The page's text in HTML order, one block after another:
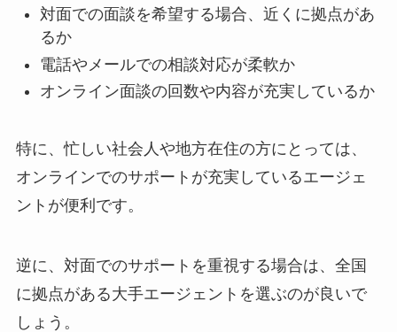
対面での面談を希望する場合、近くに拠点があ
るか
電話やメールでの相談対応が柔軟か
オンライン面談の回数や内容が充実しているか
特に、忙しい社会人や地方在住の方にとっては、
オンラインでのサポートが充実しているエージェ
ントが便利です。
逆に、対面でのサポートを重視する場合は、全国
に拠点がある大手エージェントを選ぶのが良いで
しょう。